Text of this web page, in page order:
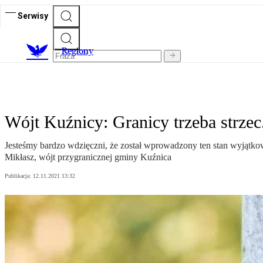
Serwisy
Regiony
Wójt Kuźnicy: Granicy trzeba
Jesteśmy bardzo wdzięczni, że został wprowadzony ten stan
Mikłasz, wójt przygranicznej gminy Kuźnica
Publikacja: 12.11.2021 13:32